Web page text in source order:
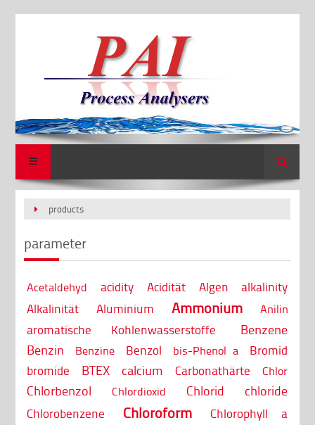
Search
products
parameter
Acetaldehyd acidity Acidität Algen
alkalinity
Alkalinität
Aluminium Ammonium Anilin
aromatische Kohlenwasserstoffe
Benzene
Benzin
Benzine Benzol bis-Phenol a
Bromid
bromide
BTEX calcium Carbonathärte Chlor
Chlorbenzol Chlordioxid Chlorid chloride
Chlorobenzene Chloroform
Chlorophyll a